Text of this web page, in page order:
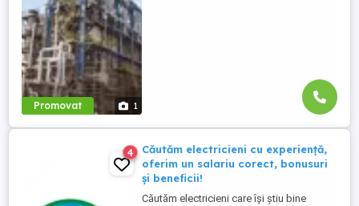
Promovat 1
4
Căutăm electricieni cu experiență,
oferim un salariu corect, bonusuri
și beneficii!
Căutăm electricieni care își știu bine